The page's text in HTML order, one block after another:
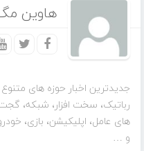
هاوین
جدیدترین اخبار حوزه های
رباتیک، سخت افزار، شبکه،
های عامل، اپلیکیشن، بازی،
و …